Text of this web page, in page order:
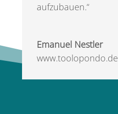
aufzubauen.“
Emanuel Nestler
www.toolopondo.de